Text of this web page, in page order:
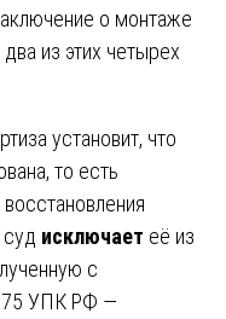
о монтаже
из этих четырех
установит, что
то есть
исключает её из
с
75 УПК РФ —